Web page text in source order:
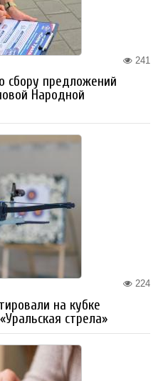
241
сбору предложений
Народной
224
на кубке
стрела»